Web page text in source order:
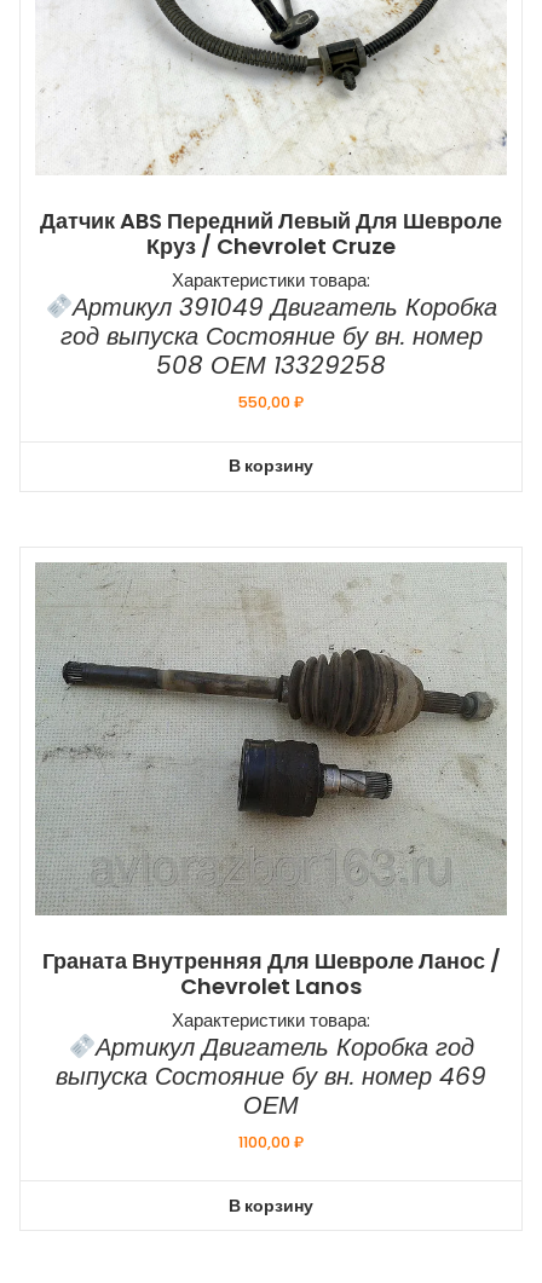
Датчик ABS Передний Левый Для Шевроле
Круз / Chevrolet Cruze
Характеристики товара:
Артикул 391049 Двигатель Коробка
год выпуска Состояние бу вн. номер
508 ОЕМ 13329258
550,00₽
В корзину
Граната Внутренняя Для Шевроле Ланос /
Chevrolet Lanos
Характеристики товара:
Артикул Двигатель Коробка год
выпуска Состояние бу вн. номер 469
ОЕМ
1100,00₽
В корзину